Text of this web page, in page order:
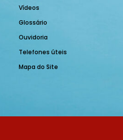
Vídeos
Glossário
Ouvidoria
Telefones úteis
Mapa do Site